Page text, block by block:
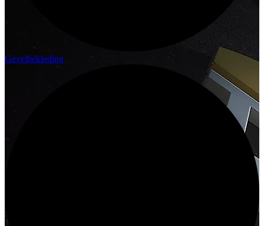
Gevelbekleding